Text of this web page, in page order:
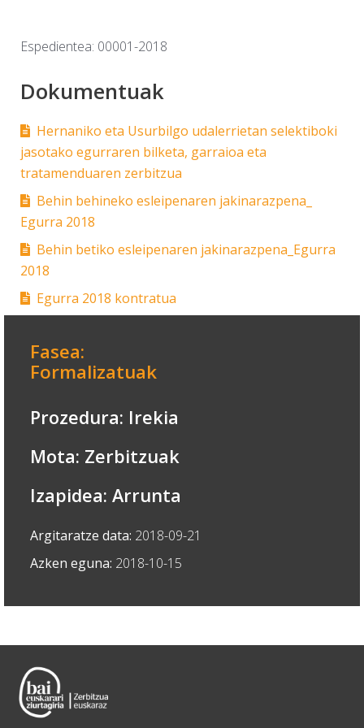
Espedientea: 00001-2018
Dokumentuak
Hernaniko eta Usurbilgo udalerrietan selektiboki
jasotako egurraren bilketa, garraioa eta
tratamenduaren zerbitzua
Behin behineko esleipenaren jakinarazpena_
Egurra 2018
Behin betiko esleipenaren jakinarazpena_Egurra
2018
Egurra 2018 kontratua
Fasea:
Formalizatuak
Prozedura: Irekia
Mota: Zerbitzuak
Izapidea: Arrunta
Argitaratze data: 2018-09-21
Azken eguna: 2018-10-15